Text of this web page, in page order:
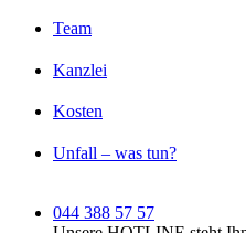
Team
Kanzlei
Kosten
Unfall – was tun?
044 388 57 57